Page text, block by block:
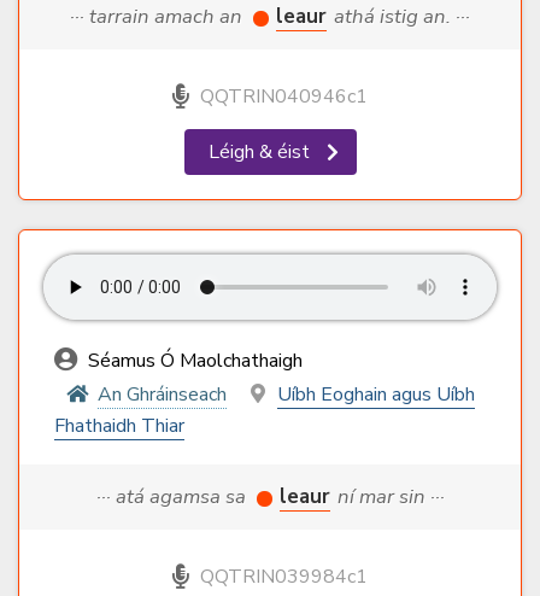
··· tarrain amach an leaur athá istig an. ···
QQTRIN040946c1
Léigh & éist
Séamus Ó Maolchathaigh
An Ghráinseach
Uíbh Eoghain agus Uíbh
Fhathaidh Thiar
··· atá agamsa sa leaur ní mar sin ···
QQTRIN039984c1